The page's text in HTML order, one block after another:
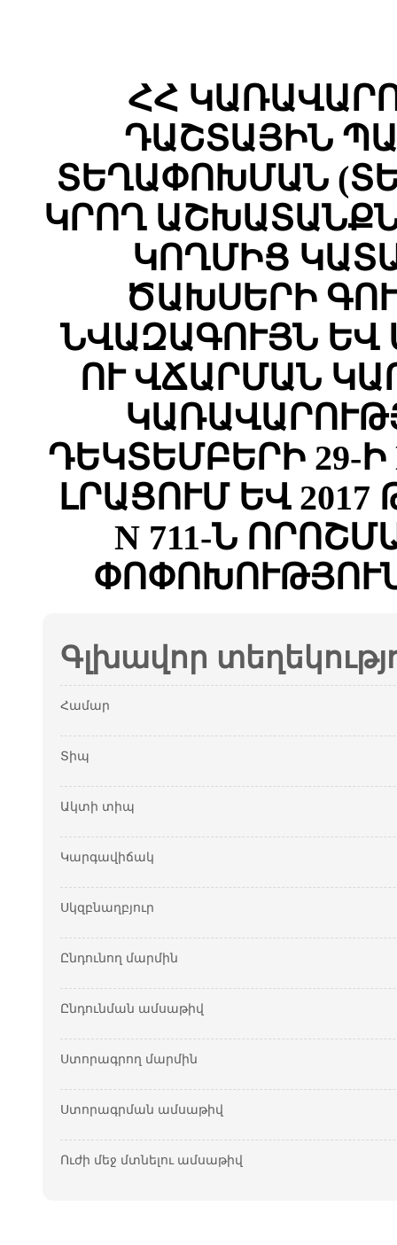
ՀՀ
ԴԱՇՏԱՅԻՆ
ՏԵՂԱՓՈԽՄԱՆ
ԿՐՈՂ
ԿՈՂՄԻՑ
ԾԱԽՍԵՐԻ
ՆՎԱԶԱԳՈՒՅՆ ԵՎ
ՈՒ ՎՃԱՐՄԱՆ
ԴԵԿՏԵՄԲԵՐԻ 29-Ի
ԼՐԱՑՈՒՄ ԵՎ
N 711-Ն
Գլխավոր
Համար
Տիպ
Ակտի տիպ
Կարգավիճակ
Սկզբնաղբյուր
Ընդունող մարմին
Ընդունման ամսաթիվ
Ստորագրող մարմին
Ստորագրման ամսաթիվ
Ուժի մեջ մտնելու ամսաթիվ